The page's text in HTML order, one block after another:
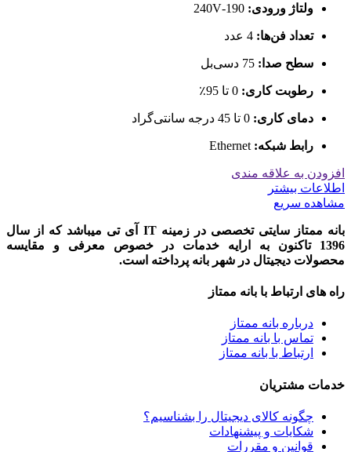
ولتاژ ورودی:
تعداد فن‌ها:
سطح صدا:
رطوبت کاری:
دمای کاری:
رابط شبکه:
افزودن به علاقه مندی
اطلاعات بیشتر
مشاهده سریع
بانه ممتاز سایتی تخصصی در زمینه IT آی تی میباشد که از سال
1396 تاکنون به ارایه خدمات در خصوص معرفی و مقایسه
محصولات دیجیتال در شهر بانه پرداخته است.
راه های ارتباط با بانه ممتاز
درباره بانه ممتاز
تماس با بانه ممتاز
ارتباط با بانه ممتاز
خدمات مشتریان
چگونه کالای دیجیتال را بشناسیم؟
شکایات و پیشنهادات
قوانین و مقررات